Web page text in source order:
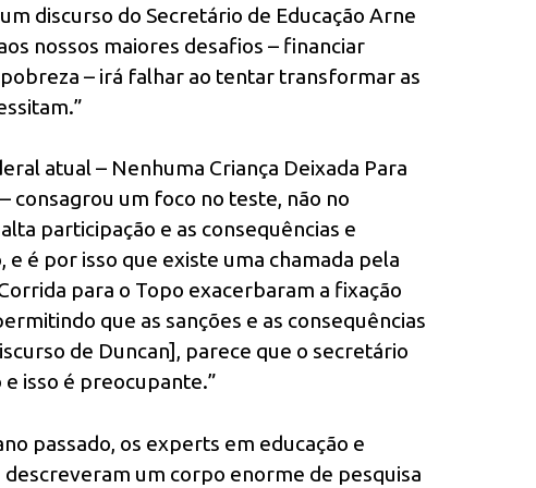
discurso do Secretário de Educação Arne
nossos maiores desafios – financiar
– irá falhar ao tentar transformar as
atual – Nenhuma Criança Deixada Para
consagrou um foco no teste, não no
participação e as consequências e
é por isso que existe uma chamada pela
para o Topo exacerbaram a fixação
que as sanções e as consequências
de Duncan], parece que o secretário
isso é preocupante.”
passado, os experts em educação e
um corpo enorme de pesquisa